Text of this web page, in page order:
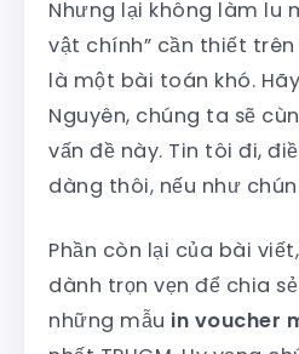
Nhưng lại không làm lu
vật chính” cần thiết
là một bài toán khó.
Nguyên, chúng ta sẽ
vấn đề này. Tin tôi đi,
dàng thôi, nếu như
Phần còn lại của bài
dành trọn vẹn để chia
những mẫu in voucher